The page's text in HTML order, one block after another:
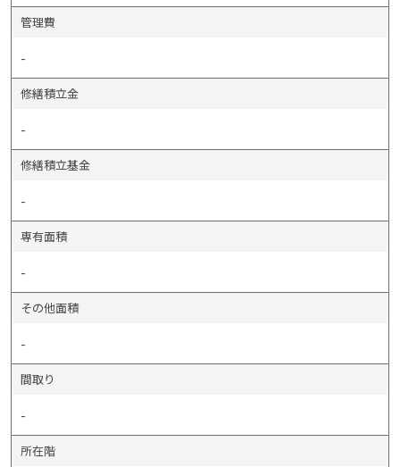
管理費
-
修繕積立金
-
修繕積立基金
-
専有面積
-
その他面積
-
間取り
-
所在階